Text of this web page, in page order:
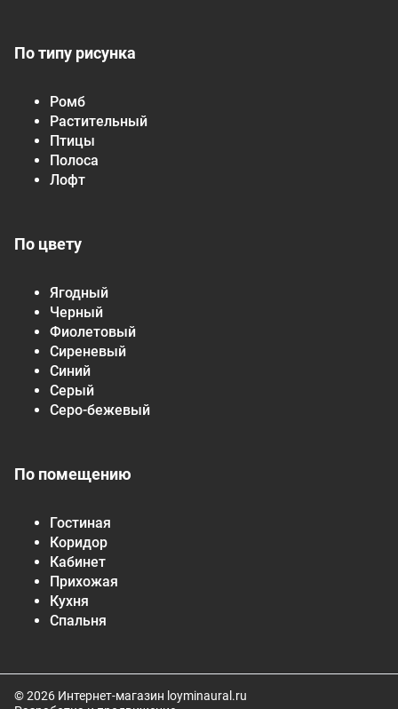
По типу рисунка
Ромб
Растительный
Птицы
Полоса
Лофт
По цвету
Ягодный
Черный
Фиолетовый
Сиреневый
Синий
Серый
Серо-бежевый
По помещению
Гостиная
Коридор
Кабинет
Прихожая
Кухня
Спальня
© 2026 Интернет-магазин loyminaural.ru